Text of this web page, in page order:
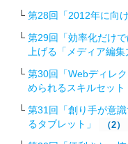
第28回「2012年に向
第29回「効率化だけ
上げる「メディア編集
第30回「Webディレ
められるスキルセット
第31回「創り手が意
るタブレット」
（2）